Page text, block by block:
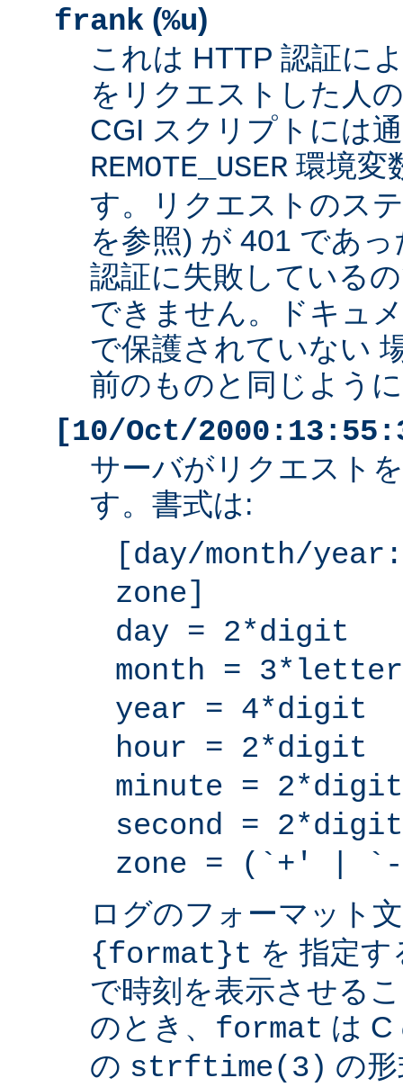
frank (%u)
これは HTTP 認証に
をリクエストした人
CGI スクリプトには
REMOTE_USER 環境変
す。リクエストのス
を参照) が 401 であ
認証に失敗している
できません。ドキュ
で保護されていない
前のものと同じよう
[10/Oct/
サーバがリクエスト
す。書式は:
[day/month/
zone]
day = 2*digit
month = 3*letter
year = 4*digit
hour = 2*digit
minute = 2*digit
second = 2*digit
zone = (`+' |
ログのフォーマット
{format}t を 指定
で時刻を表示させる
のとき、 format は C
の strftime(3) の